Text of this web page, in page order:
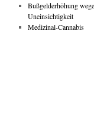
Bußgelderhöhung
Uneinsichtigkeit
Medizinal-Cannabis